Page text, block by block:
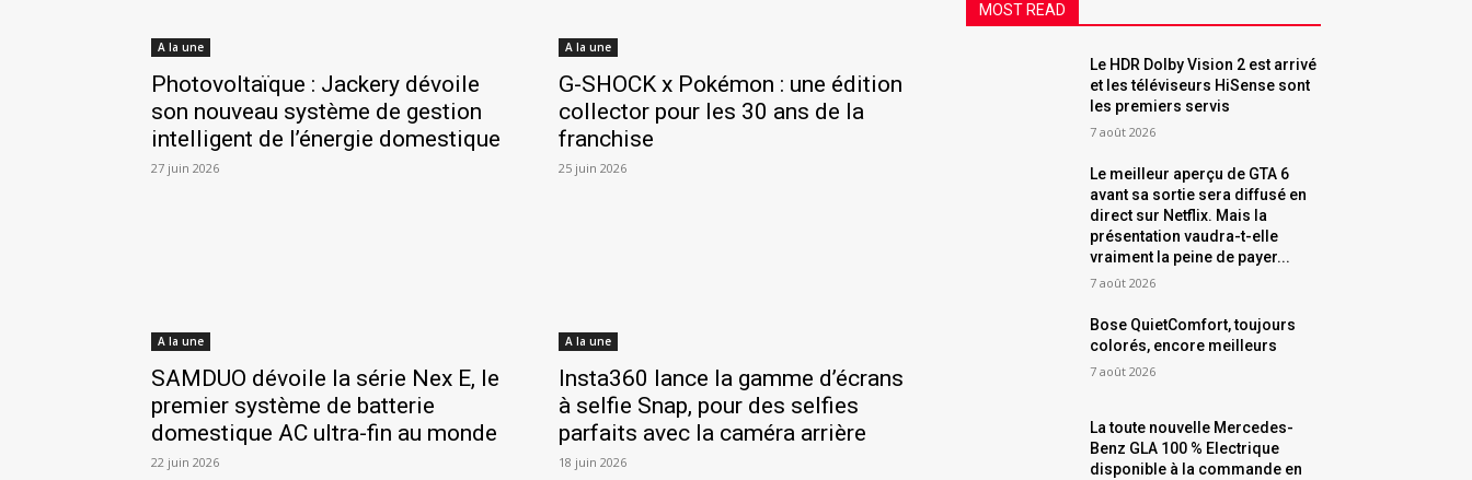
A la une
Photovoltaïque : Jackery dévoile
son nouveau système de gestion
intelligent de l’énergie domestique
27 juin 2026
A la une
G-SHOCK x Pokémon : une édition
collector pour les 30 ans de la
franchise
25 juin 2026
A la une
SAMDUO dévoile la série Nex E, le
premier système de batterie
domestique AC ultra-fin au monde
22 juin 2026
A la une
Insta360 lance la gamme d’écrans
à selfie Snap, pour des selfies
parfaits avec la caméra arrière
18 juin 2026
MOST READ
Le HDR Dolby Vision 2 est arrivé
et les téléviseurs HiSense sont
les premiers servis
7 août 2026
Le meilleur aperçu de GTA 6
avant sa sortie sera diffusé en
direct sur Netflix. Mais la
présentation vaudra-t-elle
vraiment la peine de payer...
7 août 2026
Bose QuietComfort, toujours
colorés, encore meilleurs
7 août 2026
La toute nouvelle Mercedes-
Benz GLA 100 % Electrique
disponible à la commande en